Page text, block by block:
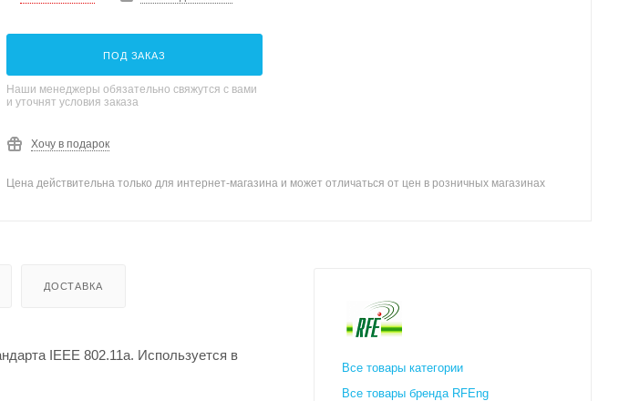
ПОД ЗАКАЗ
Наши менеджеры обязательно свяжутся с вами
и уточнят условия заказа
Хочу в подарок
Цена действительна только для интернет-магазина и может отличаться от цен в розничных магазинах
ДОСТАВКА
IEEE 802.11а. Используется в
Все товары категории
Все товары бренда RFEng